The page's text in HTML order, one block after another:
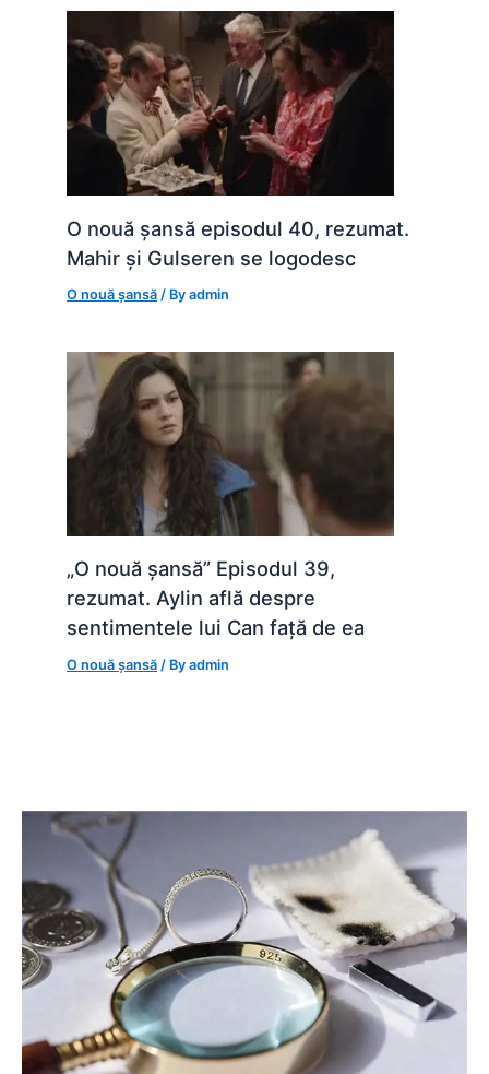
O nouă șansă episodul 40, rezumat.
Mahir și Gulseren se logodesc
O nouă șansă / Byadmin
„O nouă șansă” Episodul 39,
rezumat. Aylin află despre
sentimentele lui Can față de ea
O nouă șansă / Byadmin